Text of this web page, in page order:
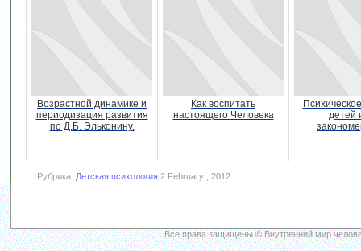
Возрастной динамике и
периодизация развития
по Д.Б. Эльконину.
Как воспитать
настоящего Человека
детей
Рубрика: Детская психология 2 February , 2012
Все права защищены © Внутренний мир